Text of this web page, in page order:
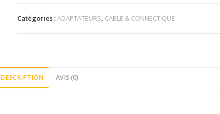
Catégories :ADAPTATEURS, CABLE & CONNECTIQUE
DESCRIPTION AVIS (0)